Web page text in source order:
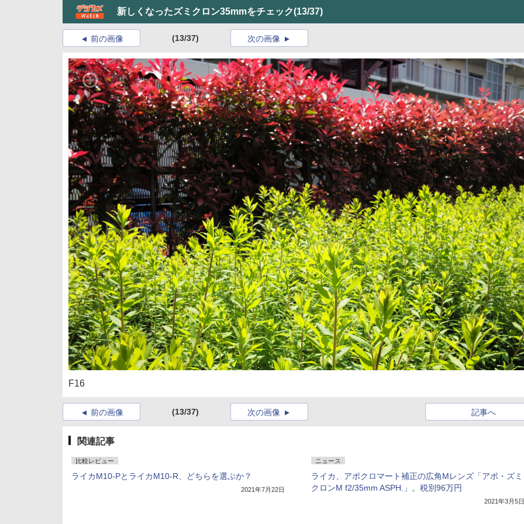
新しくなったズミクロン35mmをチェック(13/37)
前の画像 (13/37) 次の画像
F16
前の画像 (13/37) 記事へ
次の画像
関連記事
比較レビュー
ライカM10-PとライカM10-R、どちらを選ぶか？
2021年7月22日
ニュース
ライカ、アポクロマート補正の広角Mレンズ「アポ・ズミ
クロンM f2/35mm ASPH.」。税別96万円
2021年3月5日